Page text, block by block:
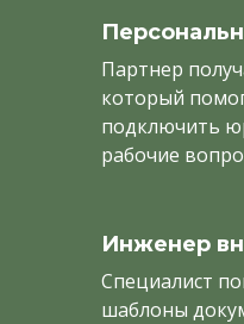
Партнер
который
подключить
рабочие
Инженер
Специалист
шаблоны